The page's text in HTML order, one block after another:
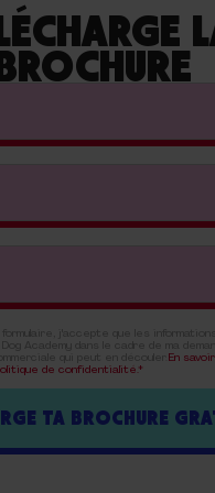
En
de confidentialité.*